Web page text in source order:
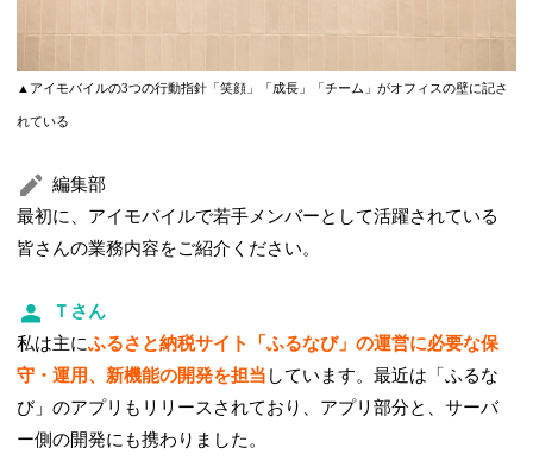
▲アイモバイルの3つの行動指針「笑顔」「成長」「チーム」がオフィスの壁に記さ
れている
編集部
最初に、アイモバイルで若手メンバーとして活躍されている
皆さんの業務内容をご紹介ください。
Ｔさん
私は主にふるさと納税サイト「ふるなび」の運営に必要な保
守・運用、新機能の開発を担当 しています。最近は「ふるな
び」のアプリもリリースされており、アプリ部分と、サーバ
ー側の開発にも携わりました。